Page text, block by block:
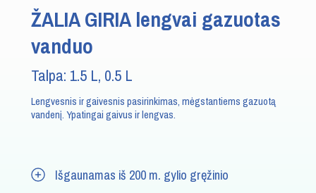
ŽALIA GIRIA lengvai gazuotas
vanduo
Talpa: 1.5 L, 0.5 L
Lengvesnis ir gaivesnis pasirinkimas, mėgstantiems gazuotą
vandenį. Ypatingai gaivus ir lengvas.
Išgaunamas iš 200 m. gylio gręžinio